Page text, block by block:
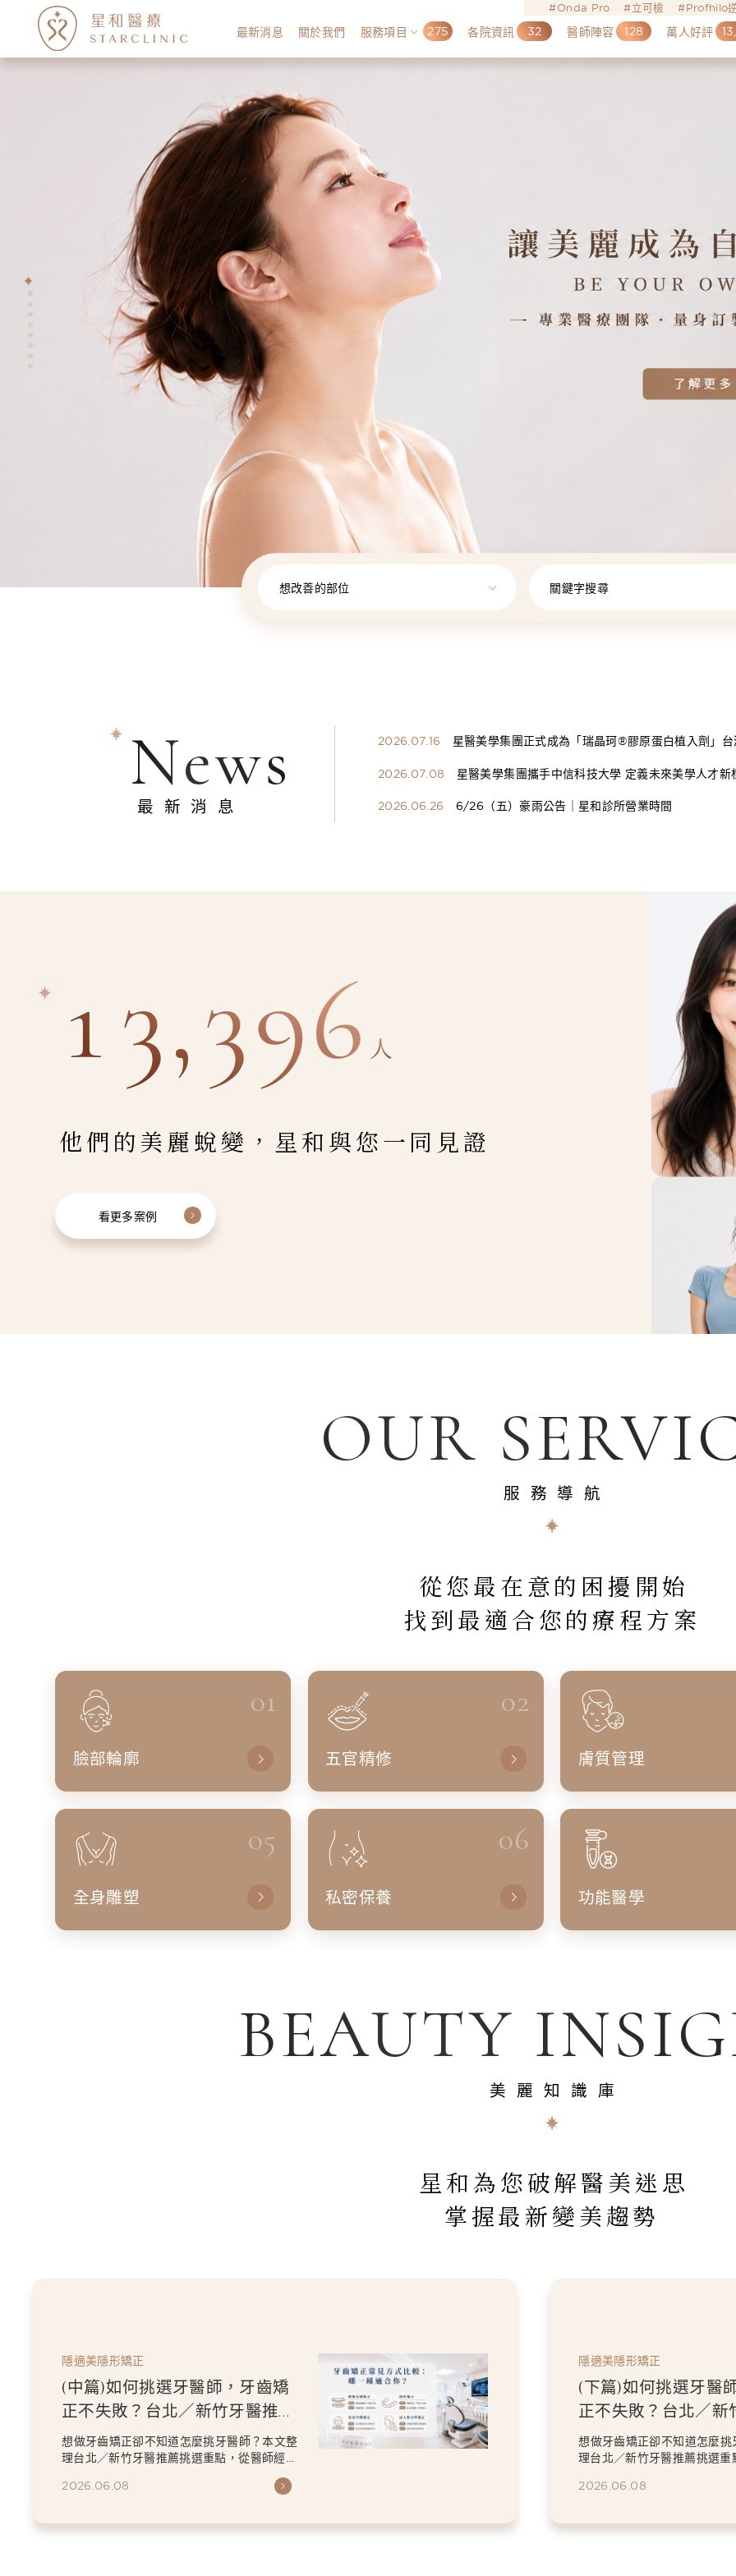
Onda Pro 立可檢 Profhilo
最新消息 關於我們 服務項目 275 各院資訊 32 醫師陣容 128 萬人好評
想改善的部位 關鍵字搜尋
News
最新消息
2026.07.16
星醫美學集團正式成為「瑞晶珂®膠原蛋白植入劑」
2026.07.08
星醫美學集團攜手中信科技大學 定義未來美學人才新
2026.06.26
6/26（五）豪雨公告｜星和診所營業時間
13,396 人
他們的美麗蛻變，星和與您一同見證
看更多案例
OUR
服務導航
從您最在意的困擾開始
找到最適合您的療程方案
01
臉部輪廓
02
五官精修 膚質管理
05
全身雕塑
06
私密保養 功能醫學
BEAUTY
美麗知識庫
星和為您破解醫美迷思
掌握最新變美趨勢
隱適美隱形矯正
(中篇)如何挑選牙醫師，牙齒矯
正不失敗？台北／新竹牙醫推薦
指南
想做牙齒矯正卻不知道怎麼挑牙醫師？本文整
理台北／新竹牙醫推薦挑選重點，從醫師經
2026.06.08
隱適美隱形矯正
(下篇)如何挑選牙醫
正不失敗？台北／新
指南
想做牙齒矯正卻不知道怎麼挑
理台北／新竹牙醫推薦挑選重
2026.06.08